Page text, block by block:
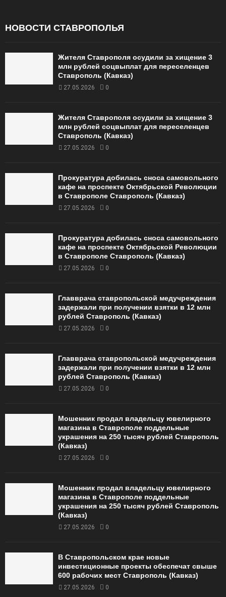
НОВОСТИ СТАВРОПОЛЬЯ
Жителя Ставрополя осудили за хищение 3
млн рублей соцвыплат для переселенцев
Ставрополь (Кавказ)
27.05.2026 0
Жителя Ставрополя осудили за хищение 3
млн рублей соцвыплат для переселенцев
Ставрополь (Кавказ)
27.05.2026 0
Прокуратура добилась сноса самовольного
кафе на проспекте Октябрьской Революции
в Ставрополе Ставрополь (Кавказ)
27.05.2026 0
Прокуратура добилась сноса самовольного
кафе на проспекте Октябрьской Революции
в Ставрополе Ставрополь (Кавказ)
27.05.2026 0
Главврача ставропольской медучреждения
задержали при получении взятки в 12 млн
рублей Ставрополь (Кавказ)
27.05.2026 0
Главврача ставропольской медучреждения
задержали при получении взятки в 12 млн
рублей Ставрополь (Кавказ)
27.05.2026 0
Мошенник продал владельцу ювелирного
магазина в Ставрополе поддельные
украшения на 250 тысяч рублей Ставрополь
(Кавказ)
27.05.2026 0
Мошенник продал владельцу ювелирного
магазина в Ставрополе поддельные
украшения на 250 тысяч рублей Ставрополь
(Кавказ)
27.05.2026 0
В Ставропольском крае новые
инвестиционные проекты обеспечат свыше
600 рабочих мест Ставрополь (Кавказ)
27.05.2026 0